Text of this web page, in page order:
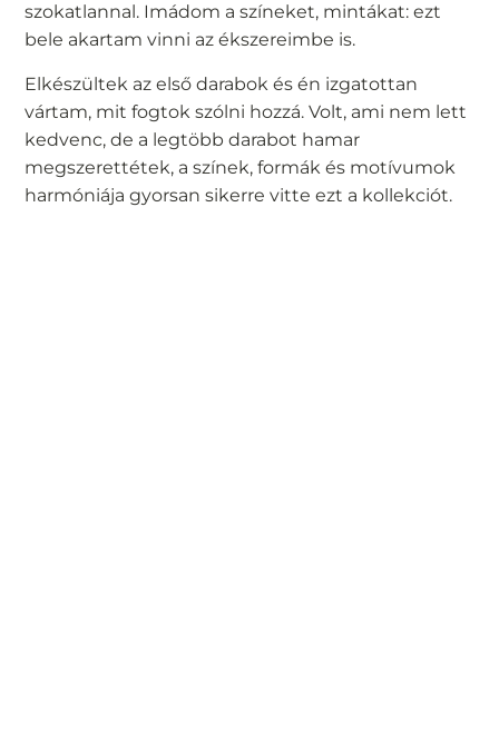
szokatlannal. Imádom a színeket, mintákat: ezt
bele akartam vinni az ékszereimbe is.
Elkészültek az első darabok és én izgatottan
vártam, mit fogtok szólni hozzá. Volt, ami nem lett
kedvenc, de a legtöbb darabot hamar
megszerettétek, a színek, formák és motívumok
harmóniája gyorsan sikerre vitte ezt a kollekciót.